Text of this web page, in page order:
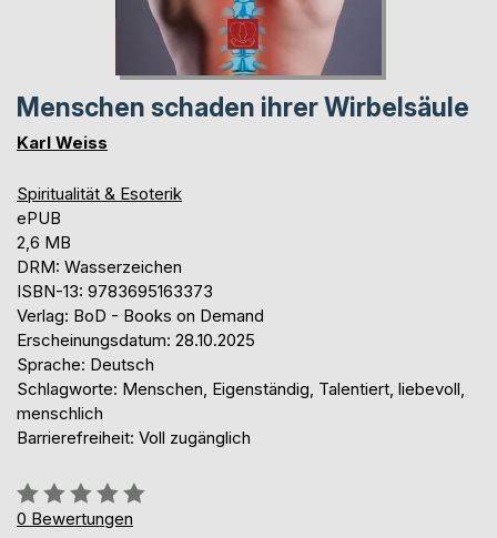
Menschen schaden ihrer Wirbelsäule
Karl Weiss
Spiritualität & Esoterik
ePUB
2,6 MB
DRM: Wasserzeichen
ISBN-13: 9783695163373
Verlag: BoD - Books on Demand
Erscheinungsdatum: 28.10.2025
Sprache: Deutsch
Schlagworte: Menschen, Eigenständig, Talentiert, liebevoll,
menschlich
Barrierefreiheit: Voll zugänglich
Bewertung::
0%
0 Bewertungen